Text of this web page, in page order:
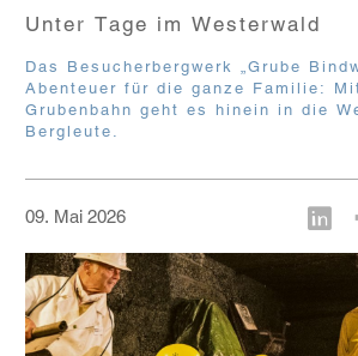
Unter Tage im Westerwald
Das Besucherbergwerk „Grube
Abenteuer für die ganze Familie:
Grubenbahn geht es hinein in die
Bergleute.
09. Mai 2026